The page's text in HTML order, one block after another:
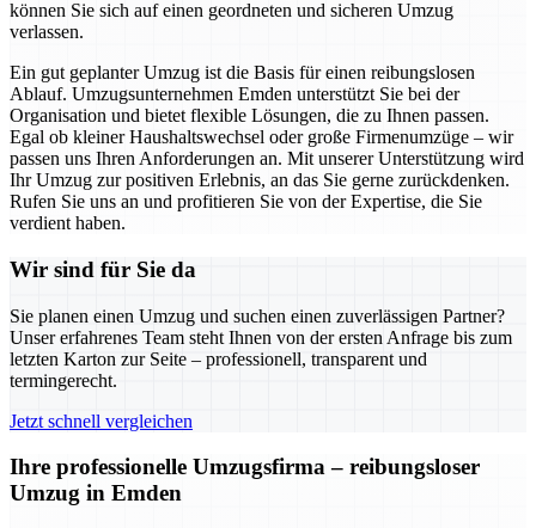
können Sie sich auf einen geordneten und sicheren Umzug
verlassen.
Ein gut geplanter Umzug ist die Basis für einen reibungslosen
Ablauf. Umzugsunternehmen Emden unterstützt Sie bei der
Organisation und bietet flexible Lösungen, die zu Ihnen passen.
Egal ob kleiner Haushaltswechsel oder große Firmenumzüge – wir
passen uns Ihren Anforderungen an. Mit unserer Unterstützung wird
Ihr Umzug zur positiven Erlebnis, an das Sie gerne zurückdenken.
Rufen Sie uns an und profitieren Sie von der Expertise, die Sie
verdient haben.
Wir sind für Sie da
Sie planen einen Umzug und suchen einen zuverlässigen Partner?
Unser erfahrenes Team steht Ihnen von der ersten Anfrage bis zum
letzten Karton zur Seite – professionell, transparent und
termingerecht.
Jetzt schnell vergleichen
Ihre professionelle Umzugsfirma – reibungsloser
Umzug in Emden